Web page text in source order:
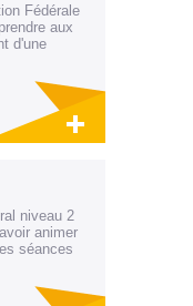
Fédérale
aux
d'une
niveau 2
animer
séances